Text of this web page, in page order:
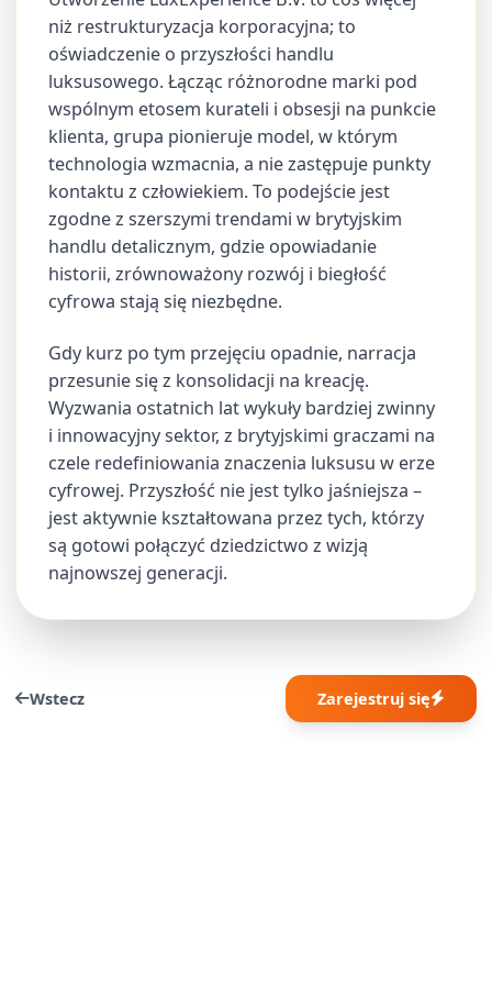
niż restrukturyzacja korporacyjna; to
oświadczenie o przyszłości handlu
luksusowego. Łącząc różnorodne marki pod
wspólnym etosem kurateli i obsesji na punkcie
klienta, grupa pionieruje model, w którym
technologia wzmacnia, a nie zastępuje punkty
kontaktu z człowiekiem. To podejście jest
zgodne z szerszymi trendami w brytyjskim
handlu detalicznym, gdzie opowiadanie
historii, zrównoważony rozwój i biegłość
cyfrowa stają się niezbędne.
Gdy kurz po tym przejęciu opadnie, narracja
przesunie się z konsolidacji na kreację.
Wyzwania ostatnich lat wykuły bardziej zwinny
i innowacyjny sektor, z brytyjskimi graczami na
czele redefiniowania znaczenia luksusu w erze
cyfrowej. Przyszłość nie jest tylko jaśniejsza –
jest aktywnie kształtowana przez tych, którzy
są gotowi połączyć dziedzictwo z wizją
najnowszej generacji.
Wstecz Zarejestruj się